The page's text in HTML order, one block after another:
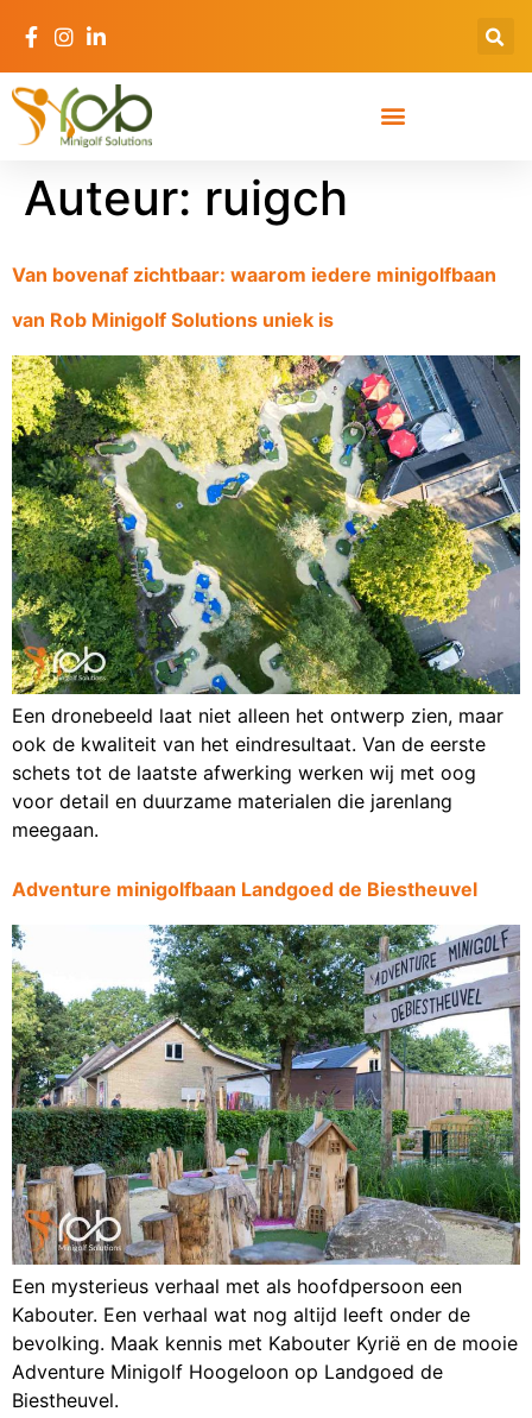
Auteur: ruigch
Van bovenaf zichtbaar: waarom iedere minigolfbaan
van Rob Minigolf Solutions uniek is
Een dronebeeld laat niet alleen het ontwerp zien, maar
ook de kwaliteit van het eindresultaat. Van de eerste
schets tot de laatste afwerking werken wij met oog
voor detail en duurzame materialen die jarenlang
meegaan.
Adventure minigolfbaan Landgoed de Biestheuvel
Een mysterieus verhaal met als hoofdpersoon een
Kabouter. Een verhaal wat nog altijd leeft onder de
bevolking. Maak kennis met Kabouter Kyrië en de mooie
Adventure Minigolf Hoogeloon op Landgoed de
Biestheuvel.